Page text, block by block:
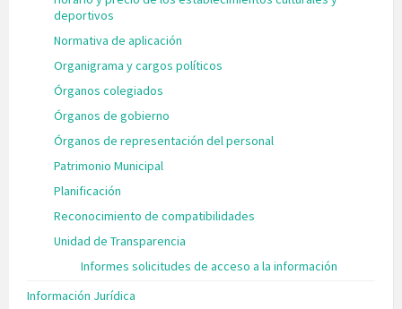
deportivos
Normativa de aplicación
Organigrama y cargos políticos
Órganos colegiados
Órganos de gobierno
Órganos de representación del personal
Patrimonio Municipal
Planificación
Reconocimiento de compatibilidades
Unidad de Transparencia
Informes solicitudes de acceso a la información
Información Jurídica